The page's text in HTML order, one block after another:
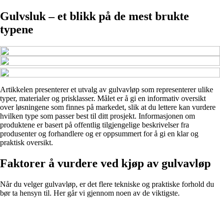
Gulvsluk – et blikk på de mest brukte
typene
Artikkelen presenterer et utvalg av gulvavløp som representerer ulike
typer, materialer og prisklasser. Målet er å gi en informativ oversikt
over løsningene som finnes på markedet, slik at du lettere kan vurdere
hvilken type som passer best til ditt prosjekt. Informasjonen om
produktene er basert på offentlig tilgjengelige beskrivelser fra
produsenter og forhandlere og er oppsummert for å gi en klar og
praktisk oversikt.
Faktorer å vurdere ved kjøp av gulvavløp
Når du velger gulvavløp, er det flere tekniske og praktiske forhold du
bør ta hensyn til. Her går vi gjennom noen av de viktigste.